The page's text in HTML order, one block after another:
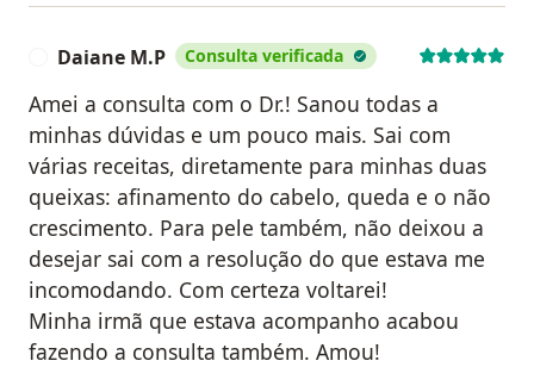
Daiane M.P Consulta verificada
Amei a consulta com o Dr.! Sanou todas a
minhas dúvidas e um pouco mais. Sai com
várias receitas, diretamente para minhas duas
queixas: afinamento do cabelo, queda e o não
crescimento. Para pele também, não deixou a
desejar sai com a resolução do que estava me
incomodando. Com certeza voltarei!
Minha irmã que estava acompanho acabou
fazendo a consulta também. Amou!